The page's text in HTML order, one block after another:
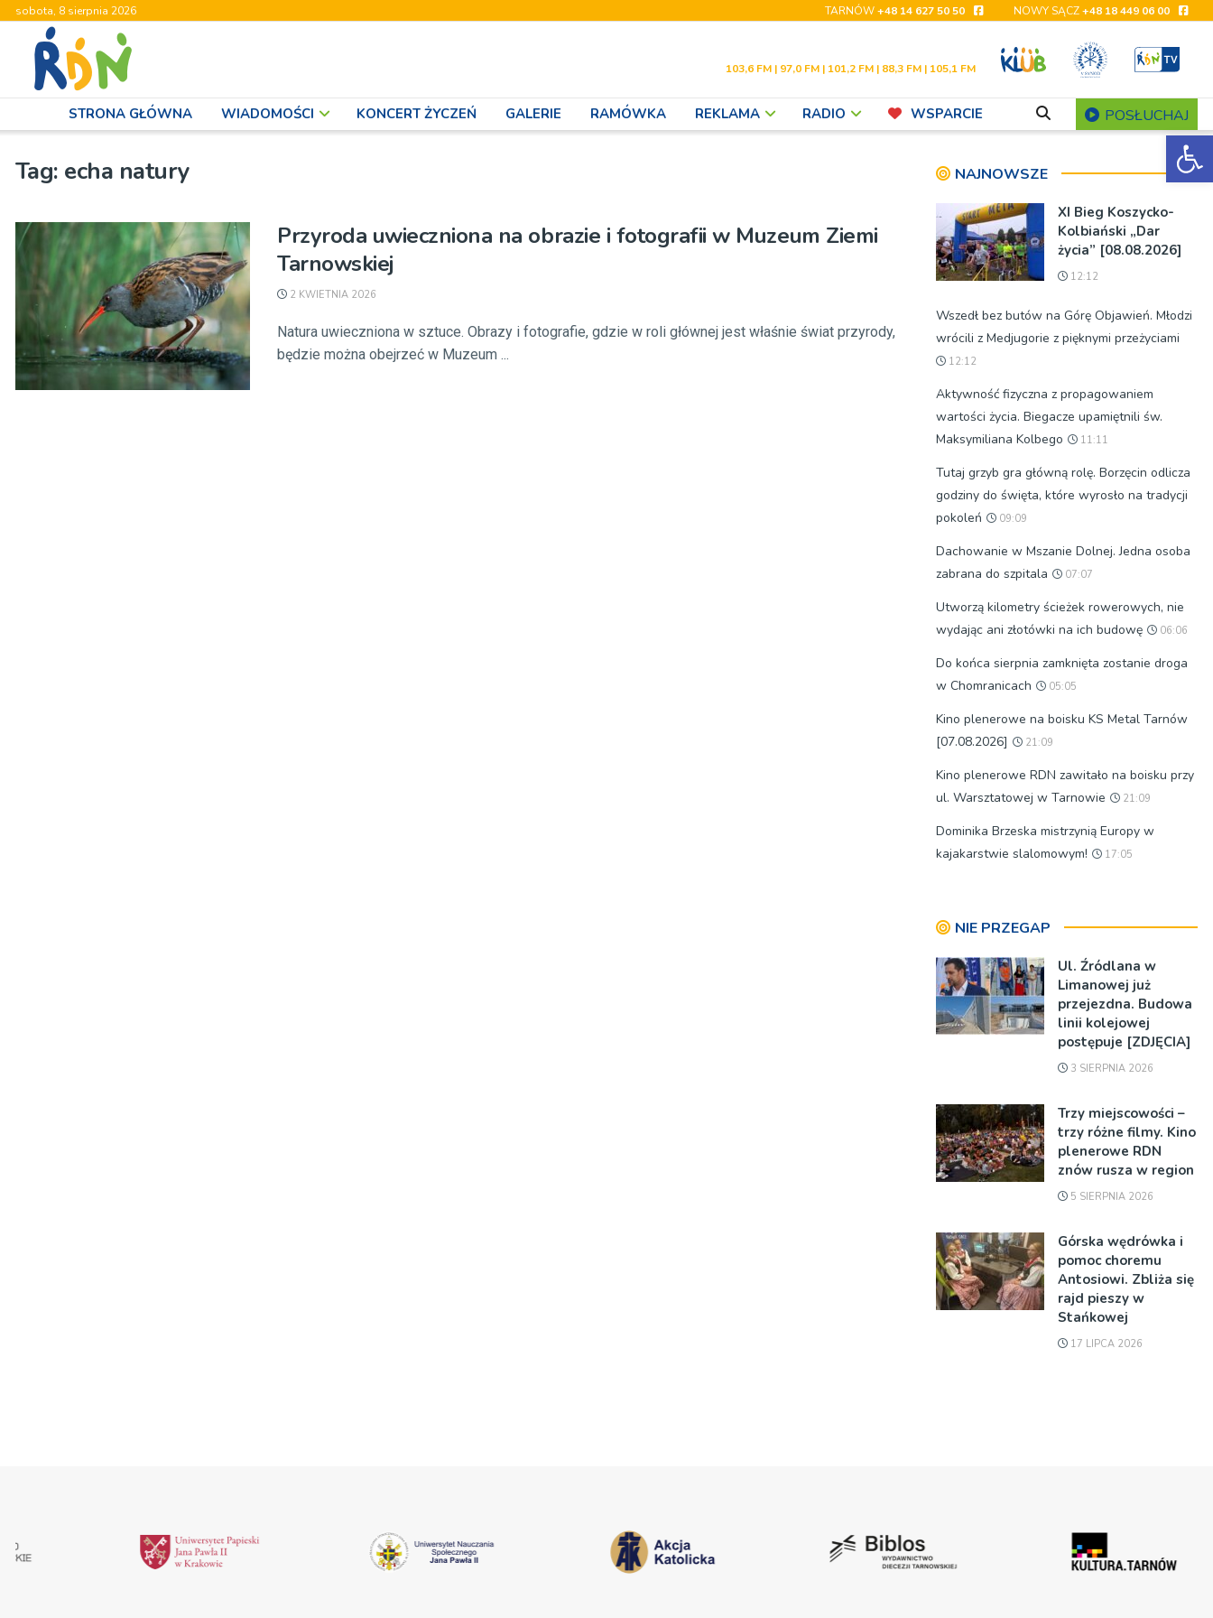
sobota, 8 sierpnia 2026 TARNÓW+48 14 627 50 50 NOWY SĄCZ+48 18 449 06 00
103,6 FM | 97,0 FM | 101,2 FM | 88,3 FM | 105,1 FM
STRONA GŁÓWNA WIADOMOŚCI KONCERT ŻYCZEŃ GALERIE RAMÓWKA REKLAMA RADIO WSPARCIE POSŁUCHAJ
Tag: echa natury
Przyroda uwieczniona na obrazie i fotografii w Muzeum Ziemi
Tarnowskiej
2 KWIETNIA 2026
Natura uwieczniona w sztuce. Obrazy i fotografie, gdzie w roli głównej jest właśnie świat przyrody,
będzie można obejrzeć w Muzeum ...
NAJNOWSZE
XI Bieg Koszycko-
Kolbiański „Dar
życia” [08.08.2026]
12:12
Wszedł bez butów na Górę Objawień. Młodzi
wrócili z Medjugorie z pięknymi przeżyciami
12:12
Aktywność fizyczna z propagowaniem
wartości życia. Biegacze upamiętnili św.
Maksymiliana Kolbego
11:11
Tutaj grzyb gra główną rolę. Borzęcin odlicza
godziny do święta, które wyrosło na tradycji
pokoleń
09:09
Dachowanie w Mszanie Dolnej. Jedna osoba
zabrana do szpitala
07:07
Utworzą kilometry ścieżek rowerowych, nie
wydając ani złotówki na ich budowę
06:06
Do końca sierpnia zamknięta zostanie droga
w Chomranicach
05:05
Kino plenerowe na boisku KS Metal Tarnów
[07.08.2026]
21:09
Kino plenerowe RDN zawitało na boisku przy
ul. Warsztatowej w Tarnowie
21:09
Dominika Brzeska mistrzynią Europy w
kajakarstwie slalomowym!
17:05
NIE PRZEGAP
Ul. Źródlana w
Limanowej już
przejezdna. Budowa
linii kolejowej
postępuje [ZDJĘCIA]
3 SIERPNIA 2026
Trzy miejscowości –
trzy różne filmy. Kino
plenerowe RDN
znów rusza w region
5 SIERPNIA 2026
Górska wędrówka i
pomoc choremu
Antosiowi. Zbliża się
rajd pieszy w
Stańkowej
17 LIPCA 2026